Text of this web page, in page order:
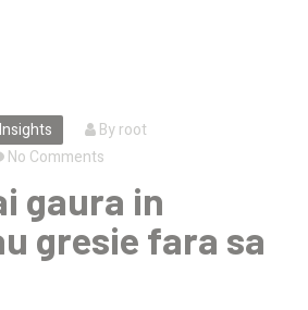
Insights Byroot
No Comments
gaura in
gresie fara sa